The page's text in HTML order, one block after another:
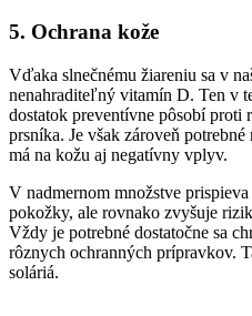
5. Ochrana kože
Vďaka slnečnému žiareniu sa v
nenahraditeľný vitamín D. Ten v
dostatok preventívne pôsobí proti
prsníka. Je však zároveň
má na kožu aj negatívny vplyv.
V nadmernom množstve
pokožky, ale rovnako zvyšuje
Vždy je potrebné dostatočne sa
rôznych ochranných prípravkov.
soláriá.